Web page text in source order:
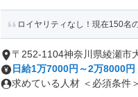
ロイヤリティなし！現在150名
〒252-1104神奈川県綾瀬市
日給1万7000円～2万8000円
求めている人材 ＜必須条件